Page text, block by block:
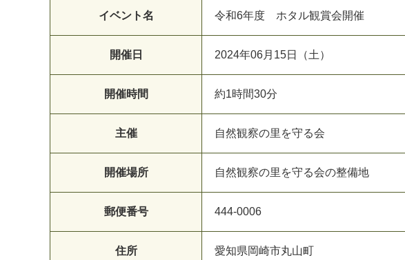
イベント名 令和6年度 ホタル観賞会開催
開催日 2024年06月15日（土）
開催時間 約1時間30分
主催 自然観察の里を守る会
開催場所 自然観察の里を守る会の整備地
郵便番号 444-0006
住所
愛知県岡崎市丸山町